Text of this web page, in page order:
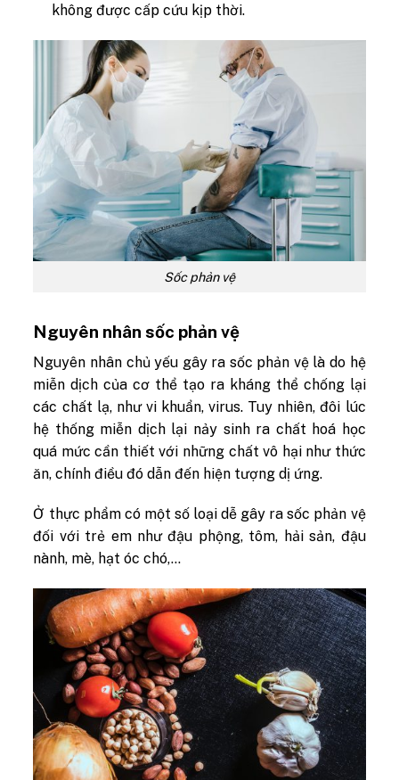
không được cấp cứu kịp thời.
Sốc phản vệ
Nguyên nhân sốc phản vệ
Nguyên nhân chủ yếu gây ra sốc phản vệ là do hệ
miễn dịch của cơ thể tạo ra kháng thể chống lại
các chất lạ, như vi khuẩn, virus. Tuy nhiên, đôi lúc
hệ thống miễn dịch lại nảy sinh ra chất hoá học
quá mức cần thiết với những chất vô hại như thức
ăn, chính điều đó dẫn đến hiện tượng dị ứng.
Ở thực phẩm có một số loại dễ gây ra sốc phản vệ
đối với trẻ em như đậu phộng, tôm, hải sản, đậu
nành, mè, hạt óc chó,…